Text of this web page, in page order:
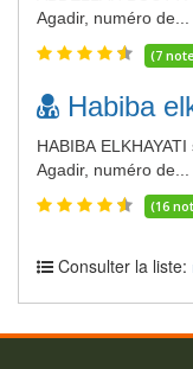
Agadir, numéro de...
(7
Habiba
HABIBA
Agadir, numéro de...
(16
Consulter la liste: